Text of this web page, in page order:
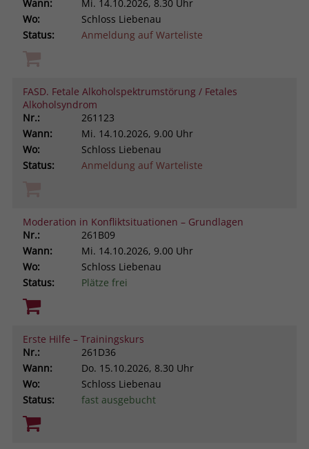
Wann: Mi. 14.10.2026, 8.30 Uhr
Wo:
Schloss Liebenau
Status:
Anmeldung auf Warteliste
FASD. Fetale Alkoholspektrumstörung / Fetales
Alkoholsyndrom
Nr.:
261123
Wann:
Mi. 14.10.2026, 9.00 Uhr
Wo:
Schloss Liebenau
Status:
Anmeldung auf Warteliste
Moderation in Konfliktsituationen – Grundlagen
Nr.:
261B09
Wann:
Mi. 14.10.2026, 9.00 Uhr
Wo:
Schloss Liebenau
Status:
Plätze frei
Erste Hilfe – Trainingskurs
Nr.:
261D36
Wann:
Do. 15.10.2026, 8.30 Uhr
Wo:
Schloss Liebenau
Status:
fast ausgebucht